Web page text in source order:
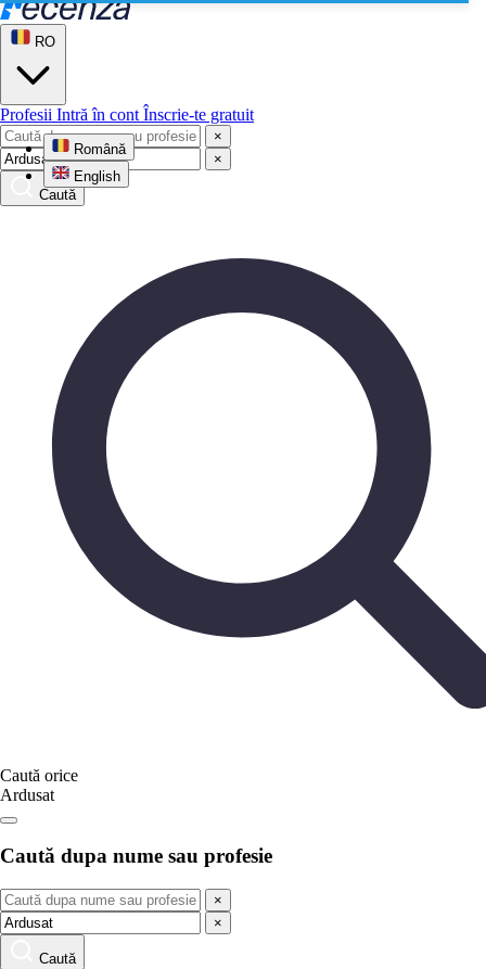
RO
Română
English
Profesii Intră în cont Înscrie-te gratuit
×
×
Caută
Caută orice
Ardusat
Caută dupa nume sau profesie
×
×
Caută